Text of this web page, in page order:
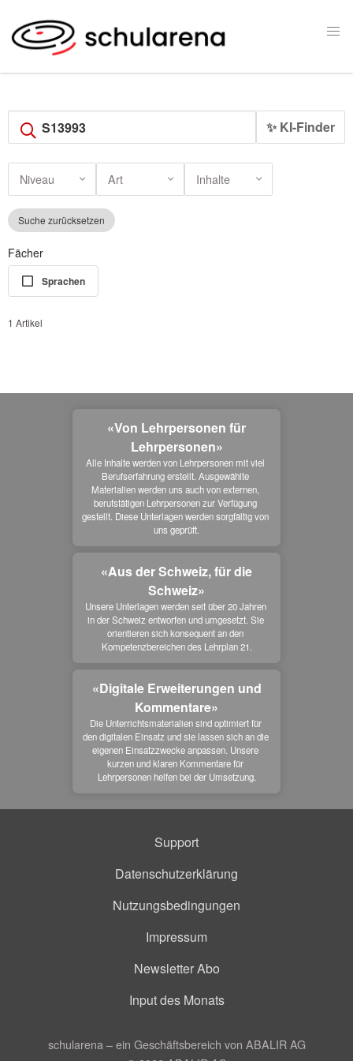
✨ KI-Finder
Niveau Art Inhalte
Suche zurücksetzen
Fächer
Sprachen
1 Artikel
«Von Lehrpersonen für
Lehrpersonen»
Alle Inhalte werden von Lehrpersonen mit viel
Berufserfahrung erstellt. Ausgewählte
Materialien werden uns auch von externen,
berufstätigen Lehrpersonen zur Verfügung
gestellt. Diese Unterlagen werden sorgfältig von
uns geprüft.
«Aus der Schweiz, für die
Schweiz»
Unsere Unterlagen werden seit über 20 Jahren
in der Schweiz entworfen und umgesetzt. Sie
orientieren sich konsequent an den
Kompetenzbereichen des Lehrplan 21.
«Digitale Erweiterungen und
Kommentare»
Die Unterrichtsmaterialien sind optimiert für
den digitalen Einsatz und sie lassen sich an die
eigenen Einsatzzwecke anpassen. Unsere
kurzen und klaren Kommentare für
Lehrpersonen helfen bei der Umsetzung.
Support
Datenschutzerklärung
Nutzungsbedingungen
Impressum
Newsletter Abo
Input des Monats
schularena – ein Geschäftsbereich von ABALIR AG